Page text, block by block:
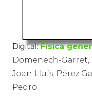
Digital: Física
Domenech-Garret,
Joan Lluís; Pérez
Pedro